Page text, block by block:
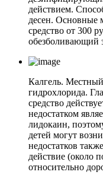
действием.
десен. Основные
средство от 300
обезболивающий
Калгель.
гидрохлорида.
средство
недостатком
лидокаин,
детей могут
недостатков
действие (около
относительно